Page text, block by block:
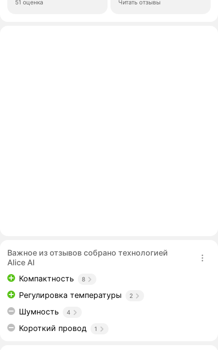
51 оценка Читать отзывы
Важное из отзывов собрано технологией
Alice AI
Компактность
8
Регулировка температуры 2
Шумность 4
Короткий провод 1